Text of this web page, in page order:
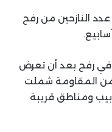
النازحين من رفح
في رفح بعد أن تعرض
من المقاومة شملت
ومناطق قريبة